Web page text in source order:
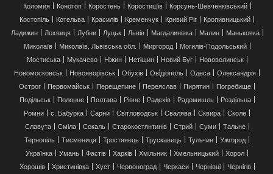
Коломия
Конотоп Коростень Коростишів
Корсунь-Шевченківський
Костопіль
Котельва Красилів Кременчук Кривий Ріг
Кропивницький
Ладижин
Лохвиця Лубни Луцьк Львів Магдалинівка Малин
Маньковка
Миколаїв
Миколаїв, Львівська обл. Миргород
Могилів-Подольський
Мостиська
Мукачево Ніжин Нетішин Новий Буг
Нововолинськ
Новомосковськ
Новояворівськ Обухів Ові́діополь Одеса
Олександрія
Острог
Первомайськ Перещепине Переяслав Пирятин
Погребище
Подільськ
Полонне Полтава Рівне Радехів Радомишль
Роздільна
Ромни
с. Бабурка Сарни Світловодськ Свалява Сквира
Сколе
Славута
Сміла Сокаль Старокостянтинів Стрий Суми
Тальне
Тернопіль
Тисмениця Тростянець Трускавець Тульчин
Ужгород
Українка
Умань Фастів Харків Хмільник Хмельницький
Хорол
Хорошів
Христинівка Хуст Червоноград Черкаси Чернівці
Чернігів